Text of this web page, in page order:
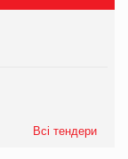
Всі тендери